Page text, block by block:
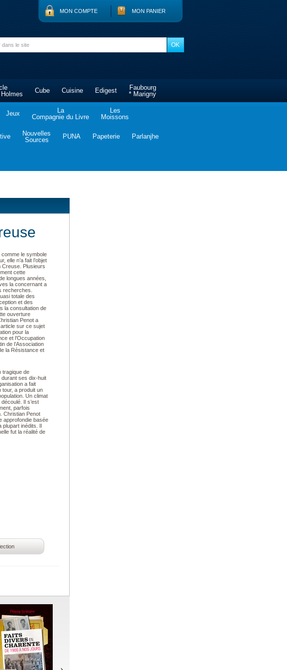
MON COMPTE MON PANIER
Cube Cuisine Edigest
Faubourg
* Marigny
Jeux
La
Compagnie du Livre
Les
Moissons
Nouvelles
Sources
PUNA Papeterie Parlanjhe
le symbole
elle n’a fait l’objet
Creuse. Plusieurs
cette
longues années,
la concernant a
recherches.
totale des
et des
la consultation de
ouverture
Penot a
sur ce sujet
pour la
et l’Occupation
de l’Association
la Résistance et
tragique de
ses dix-huit
a fait
tour, a produit un
Un climat
Il s’est
parfois
Christian Penot
approfondie basée
plupart inédits. Il
fut la réalité de